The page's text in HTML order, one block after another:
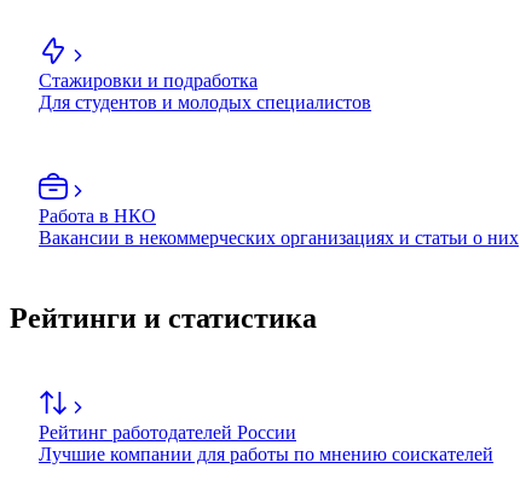
Стажировки и подработка
Для студентов и молодых специалистов
Работа в НКО
Вакансии в некоммерческих организациях и статьи о них
Рейтинги и статистика
Рейтинг работодателей России
Лучшие компании для работы по мнению соискателей